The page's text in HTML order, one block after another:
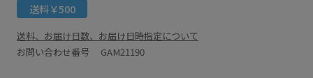
送料￥500
送料、お届け日数、お届け日時指定について
お問い合わせ番号 GAM21190